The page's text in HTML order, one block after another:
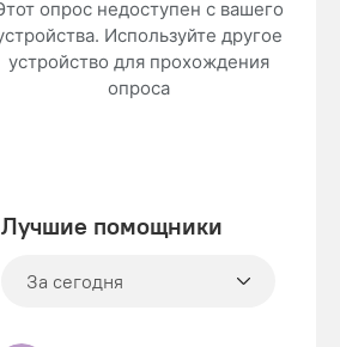
Лучшие помощники
За сегодня